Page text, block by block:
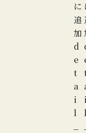
に
追
加
d
e
t
a
i
l